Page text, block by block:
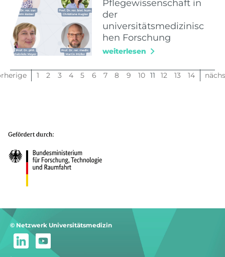
Pflegewissenschaft in
der
universitätsmedizinisc
hen Forschung
weiterlesen
1 2 3 4 5 6 7 8 9 10 11 12 13 14
© Netzwerk Universitätsmedizin